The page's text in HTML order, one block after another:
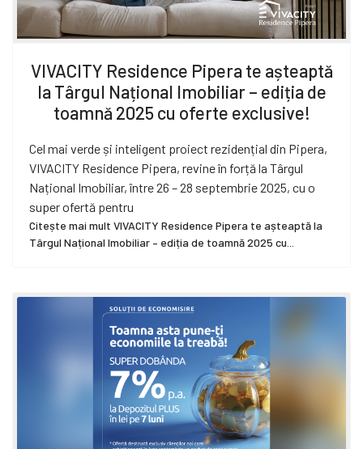
VIVACITY Residence Pipera te așteaptă
la Târgul Național Imobiliar – ediția de
toamnă 2025 cu oferte exclusive!
Cel mai verde și inteligent proiect rezidențial din Pipera,
VIVACITY Residence Pipera, revine în forță la Târgul
Național Imobiliar, între 26 – 28 septembrie 2025, cu o
super ofertă pentru
Citește mai mult VIVACITY Residence Pipera te așteaptă la
Târgul Național Imobiliar – ediția de toamnă 2025 cu...